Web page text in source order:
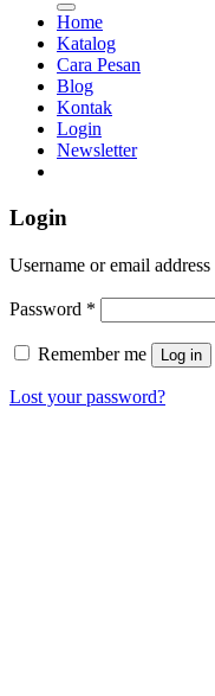
Home
Katalog
Cara Pesan
Blog
Kontak
Login
Newsletter
Login
Username or email address
Password *
Remember me Log in
Lost your password?